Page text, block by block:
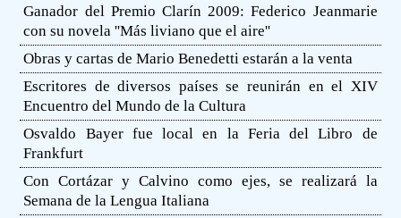
Ganador del Premio Clarín 2009: Federico Jeanmarie
con su novela ''Más liviano que el aire''
Obras y cartas de Mario Benedetti estarán a la venta
Escritores de diversos países se reunirán en el XIV
Encuentro del Mundo de la Cultura
Osvaldo Bayer fue local en la Feria del Libro de
Frankfurt
Con Cortázar y Calvino como ejes, se realizará la
Semana de la Lengua Italiana